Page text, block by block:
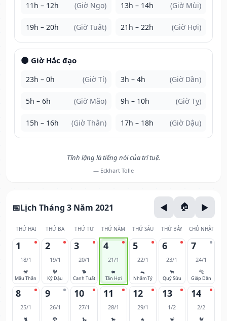
11h – 12h (Giờ Ngọ) 13h – 14h (Giờ Mùi)
19h – 20h (Giờ Tuất) 21h – 22h (Giờ Hợi)
🌑 Giờ Hắc đạo
23h – 0h (Giờ Tí) 3h – 4h (Giờ Dần)
5h – 6h (Giờ Mão) 9h – 10h (Giờ Tỵ)
15h – 16h (Giờ Thân) 17h – 18h (Giờ Dậu)
Tĩnh lặng là tiếng nói của trí tuệ.
— Eckhart Tolle
Lịch Tháng 3 Năm 2021
THỨ HAI THỨ BA THỨ TƯ THỨ NĂM THỨ SÁU THỨ BẢY CHỦ NHẬT
1
18/1
🐒
Mậu Thân
2
19/1
🐓
Kỷ Dậu
3
20/1
🐕
Canh Tuất
4
21/1
🐖
Tân Hợi
5
22/1
🐀
Nhâm Tý
6
23/1
🐂
Quý Sửu
7
24/1
🐅
Giáp Dần
8
25/1
🐈
9
26/1
🐉
10
27/1
🐍
11
28/1
🐎
12
29/1
🐐
13
1/2
🐒
14
2/2
🐓